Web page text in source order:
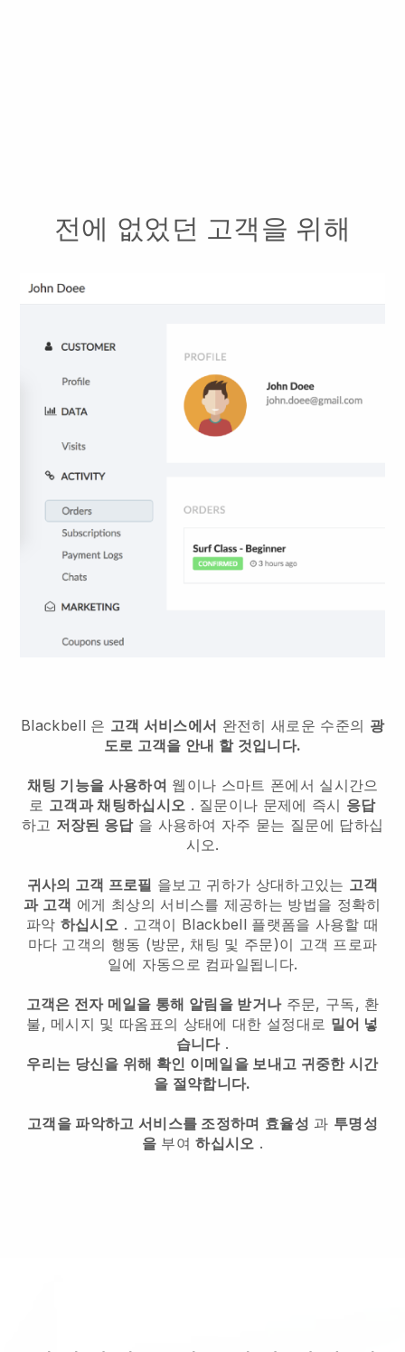
전에 없었던 고객을 위해
Blackbell 은 고객 서비스에서 완전히 새로운 수준의 광
도로 고객을 안내 할 것입니다.
채팅 기능을 사용하여 웹이나 스마트 폰에서 실시간으
로 고객과 채팅하십시오 . 질문이나 문제에 즉시 응답
하고 저장된 응답을 사용하여 자주 묻는 질문에 답하십
시오.
귀사의 고객 프로필 을보고 귀하가 상대하고있는 고객
과 고객 에게 최상의 서비스를 제공하는 방법을 정확히
파악 하십시오 . 고객이 Blackbell 플랫폼을 사용할 때
마다 고객의 행동 (방문, 채팅 및 주문)이 고객 프로파
일에 자동으로 컴파일됩니다.
고객은 전자 메일을 통해 알림을 받거나주문, 구독, 환
불, 메시지 및 따옴표의 상태에 대한 설정대로 밀어 넣
습니다.
우리는 당신을 위해 확인 이메일을 보내고 귀중한 시간
을 절약합니다.
고객을 파악하고 서비스를 조정하며 효율성 과 투명성
을 부여하십시오 .